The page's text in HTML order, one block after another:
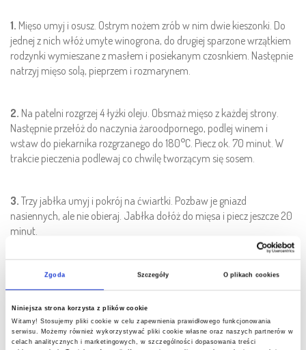
Zgoda Szczegóły O plikach cookies
Niniejsza strona korzysta z plików cookie
Witamy! Stosujemy pliki cookie w celu zapewnienia prawidłowego funkcjonowania
serwisu. Możemy również wykorzystywać pliki cookie własne oraz naszych partnerów w
celach analitycznych i marketingowych, w szczególności dopasowania treści
1. Mięso umyj i osusz. Ostrym nożem zrób w nim dwie kieszonki. Do
jednej z nich włóż umyte winogrona, do drugiej sparzone wrzątkiem
rodzynki wymieszane z masłem i posiekanym czosnkiem. Następnie
natrzyj mięso solą, pieprzem i rozmarynem.
2. Na patelni rozgrzej 4 łyżki oleju. Obsmaż mięso z każdej strony.
Następnie przełóż do naczynia żaroodpornego, podlej winem i
wstaw do piekarnika rozgrzanego do 180°C. Piecz ok. 70 minut. W
trakcie pieczenia podlewaj co chwilę tworzącym się sosem.
3. Trzy jabłka umyj i pokrój na ćwiartki. Pozbaw je gniazd
nasiennych, ale nie obieraj. Jabłka dołóż do mięsa i piecz jeszcze 20
minut.
Kaszę ugotuj według przepisu na opakowaniu. Kapustę pokrój i
wrzuć do garnka z osoloną gotującą się wodą. Gotuj przez 2-3
minuty, a następnie odcedź, skrop połową soku z cytryny i ostudź.
Jedno jabłko umyj, obierz i pokrój w kostkę. Wymieszaj z
pozostałym sokiem z cytryny, a następnie z pokrojoną kapustą.